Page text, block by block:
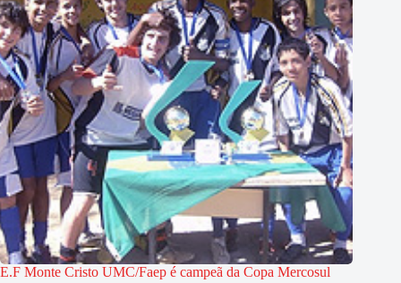
E.F Monte Cristo UMC/Faep é campeã da Copa Mercosul